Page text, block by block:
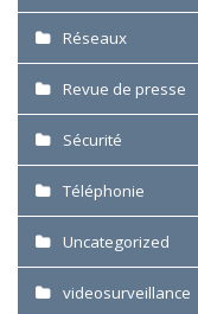
Réseaux
Revue de presse
Sécurité
Téléphonie
Uncategorized
videosurveillance